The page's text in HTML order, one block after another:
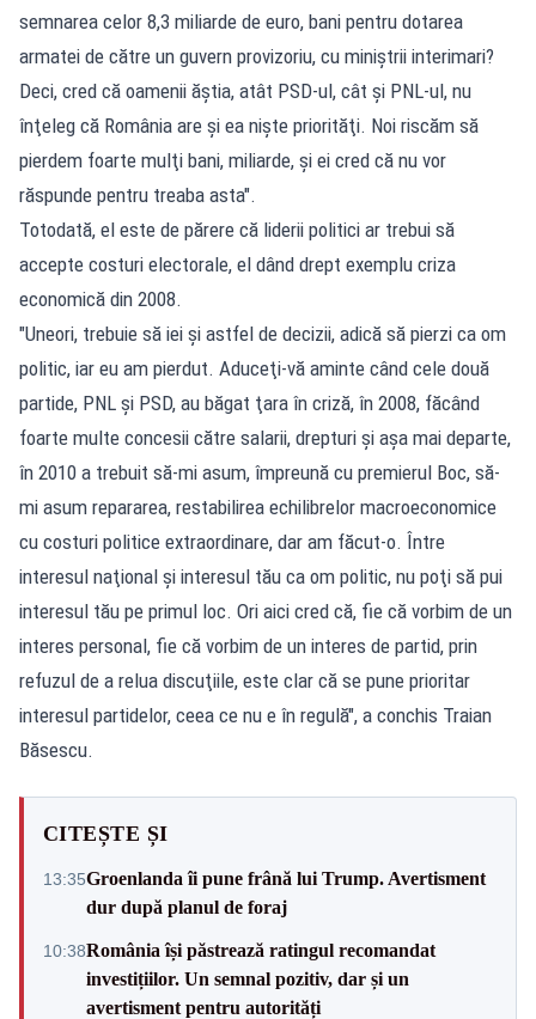
semnarea celor 8,3 miliarde de euro, bani pentru dotarea
armatei de către un guvern provizoriu, cu miniştrii interimari?
Deci, cred că oamenii ăştia, atât PSD-ul, cât şi PNL-ul, nu
înţeleg că România are şi ea nişte priorităţi. Noi riscăm să
pierdem foarte mulţi bani, miliarde, şi ei cred că nu vor
răspunde pentru treaba asta".
Totodată, el este de părere că liderii politici ar trebui să
accepte costuri electorale, el dând drept exemplu criza
economică din 2008.
"Uneori, trebuie să iei şi astfel de decizii, adică să pierzi ca om
politic, iar eu am pierdut. Aduceţi-vă aminte când cele două
partide, PNL şi PSD, au băgat ţara în criză, în 2008, făcând
foarte multe concesii către salarii, drepturi şi aşa mai departe,
în 2010 a trebuit să-mi asum, împreună cu premierul Boc, să-
mi asum repararea, restabilirea echilibrelor macroeconomice
cu costuri politice extraordinare, dar am făcut-o. Între
interesul naţional şi interesul tău ca om politic, nu poţi să pui
interesul tău pe primul loc. Ori aici cred că, fie că vorbim de un
interes personal, fie că vorbim de un interes de partid, prin
refuzul de a relua discuţiile, este clar că se pune prioritar
interesul partidelor, ceea ce nu e în regulă", a conchis Traian
Băsescu.
CITEȘTE ȘI
13:35Groenlanda îi pune frână lui Trump. Avertisment
dur după planul de foraj
10:38România își păstrează ratingul recomandat
investițiilor. Un semnal pozitiv, dar și un
avertisment pentru autorități